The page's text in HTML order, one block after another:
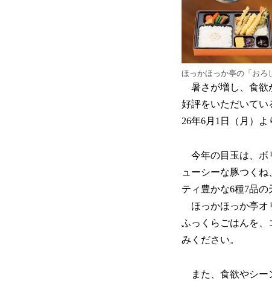
ほっかほっか亭の「おろ
暑さが増し、食欲
好評をいただいてい
26年6月1日（月）よ
今年の目玉は、ボ
ューシーな豚つく
ティ豊かな6種7品の
ほっかほっか亭オ
ふっくらごはんを、
みください。
また、食欲やシー